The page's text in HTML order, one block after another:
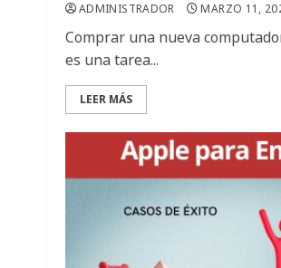
ADMINISTRADOR MARZO 11,
Comprar una nueva
es una tarea...
LEER MÁS